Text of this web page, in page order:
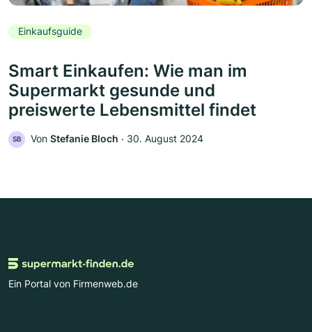
Einkaufsguide
Smart Einkaufen: Wie man im
Supermarkt gesunde und
preiswerte Lebensmittel findet
SB Von Stefanie Bloch ‧ 30. August 2024
Ein Portal von Firmenweb.de